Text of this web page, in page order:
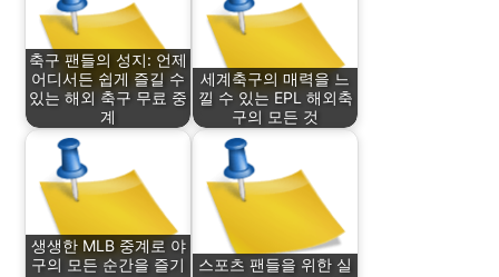
축구 팬들의 성지: 언제
어디서든 쉽게 즐길 수
있는 해외 축구 무료 중
계
세계축구의 매력을 느
낄 수 있는 EPL 해외축
구의 모든 것
생생한 MLB 중계로 야
구의 모든 순간을 즐기
스포츠 팬들을 위한 실